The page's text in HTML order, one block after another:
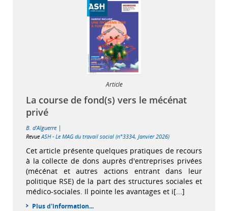
Article
La course de fond(s) vers le mécénat
privé
B. d'Alguerre |
Revue ASH - Le MAG du travail social (n°3334, Janvier 2026)
Cet article présente quelques pratiques de recours
à la collecte de dons auprès d'entreprises privées
(mécénat et autres actions entrant dans leur
politique RSE) de la part des structures sociales et
médico-sociales. Il pointe les avantages et i[...]
Plus d'information...